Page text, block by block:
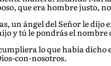
que era hombre justo,
un ángel del Señor le dijo
y túle pondrás el nombre
lo que había dicho
con-nosotros.